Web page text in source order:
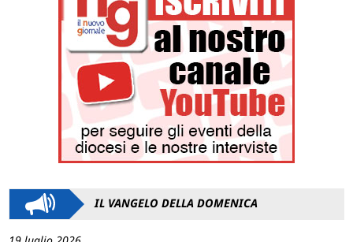
IL VANGELO DELLA DOMENICA